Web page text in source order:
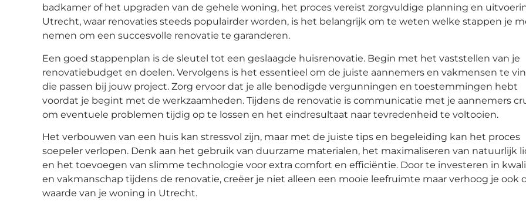
badkamer of het upgraden van de gehele woning, het proces vereist zorgvuldige planning en
Utrecht, waar renovaties steeds populairder worden, is het belangrijk om te weten welke stappen je
nemen om een succesvolle renovatie te garanderen.
Een goed stappenplan is de sleutel tot een geslaagde huisrenovatie. Begin met het vaststellen van je
renovatiebudget en doelen. Vervolgens is het essentieel om de juiste aannemers en vakmensen te
die passen bij jouw project. Zorg ervoor dat je alle benodigde vergunningen en toestemmingen hebt
voordat je begint met de werkzaamheden. Tijdens de renovatie is communicatie met je aannemers
om eventuele problemen tijdig op te lossen en het eindresultaat naar tevredenheid te voltooien.
Het verbouwen van een huis kan stressvol zijn, maar met de juiste tips en begeleiding kan het proces
soepeler verlopen. Denk aan het gebruik van duurzame materialen, het maximaliseren van natuurlijk
en het toevoegen van slimme technologie voor extra comfort en efficiëntie. Door te investeren in
en vakmanschap tijdens de renovatie, creëer je niet alleen een mooie leefruimte maar verhoog je ook
waarde van je woning in Utrecht.